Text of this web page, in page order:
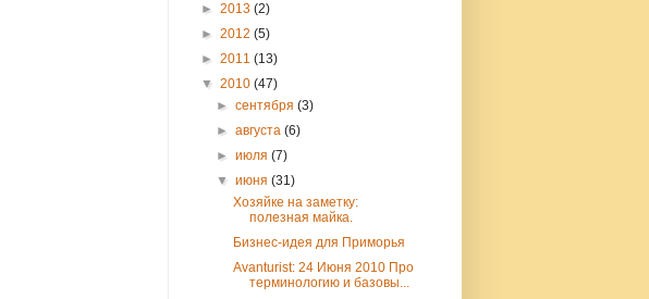
► 2013 (2)
► 2012 (5)
► 2011 (13)
▼ 2010 (47)
►сентября(3)
►августа(6)
►июля(7)
▼июня(31)
Хозяйке на заметку:
полезная майка.
Бизнес-идея для Приморья
Avanturist: 24 Июня 2010 Про
терминологию и базовы...